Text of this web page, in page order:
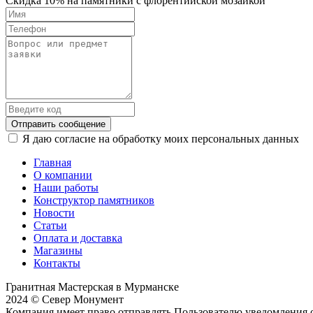
Отправить сообщение
Я даю согласие на обработку моих персональных данных
Главная
О компании
Наши работы
Конструктор памятников
Новости
Статьи
Оплата и доставка
Магазины
Контакты
Гранитная Мастерская в Мурманске
2024 © Север Монумент